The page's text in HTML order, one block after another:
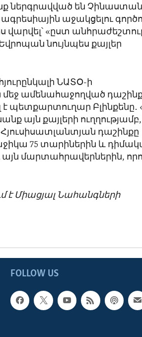
ներգրավված են
աջակցելու
«ըստ
նույնպես քայլեր
ՆԱՏՕ-ի
ամենահաջողված
պետքարտուղար Բլինքենը․
այն քայլերի
Հյուսիսատլանտյան դաշինքը
75 տարիներին և
մարտահրավերներին,
է Միացյալ Նահանգների
FOLLOW US